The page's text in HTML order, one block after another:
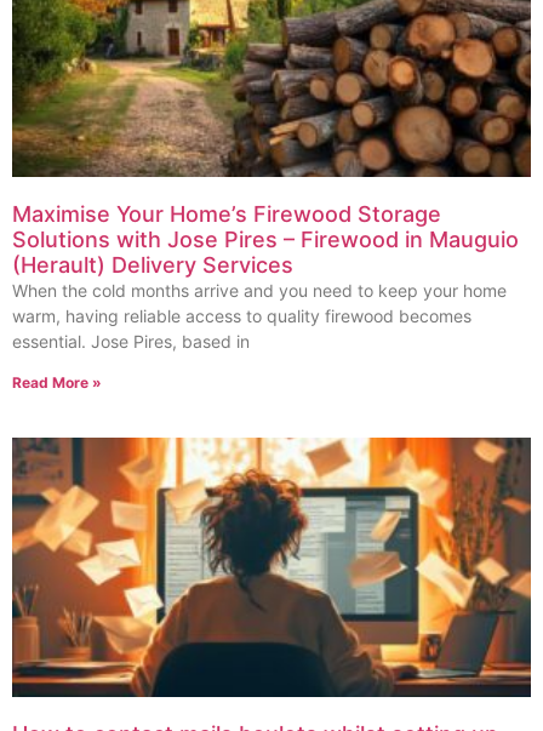
Maximise Your Home’s Firewood Storage
Solutions with Jose Pires – Firewood in Mauguio
(Herault) Delivery Services
When the cold months arrive and you need to keep your home
warm, having reliable access to quality firewood becomes
essential. Jose Pires, based in
Read More »